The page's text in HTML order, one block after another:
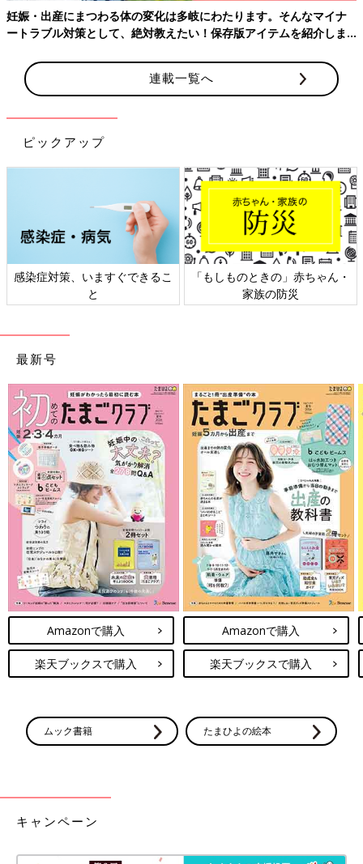
す。娘はよだれを垂らしながらじっと見ています。毎日少しず
つ、食べることは楽しいと話しかけています。
文／登坂淳一 構成／ひよこクラブ編集部
【登坂淳一】50才で第一子誕生。男性目
線から見た不妊治療の大変さとは…
授かったことをブログで公表しました。これま
で男性目線で語られることが少なかった不妊治
療について、登坂さんに話を聞きました。
妻の妊娠・出産や、赤ちゃんのお世話は、登坂さんにとっても初
めてのことばかり。専門家にアドバイスをもらったり、自分で調
べたりしながら、娘さん過ごす時間をとても大事にしていること
が伝わってきます。次回も登坂さんのパパ目線での子育てをご紹
介します。お楽しみに！
登坂淳一さん（とさかじゅんいち）
Profile
1971年生まれ、東京都出身。1997年NHK入局、初任地は和歌山
放送局。
その後、2003年からは東京アナウンス室へ異動し「おはよう日
本」などを担当。35歳で白髪染めを中止し話題になる。2018年
前の話
めて知ったパパ育児
次の話
妊娠・出産にまつわる体の変化は多岐にわたります。そんなマイナ
ートラブル対策として、絶対教えたい！保存版アイテムを紹介しま
連載一覧へ
ピックアップ
感染症対策、いますぐできるこ
と
「もしものときの」赤ちゃん・
家族の防災
最新号
Amazonで購入
楽天ブックスで購入
Amazonで購入
楽天ブックスで購入
ムック書籍 たまひよの絵本
キャンペーン